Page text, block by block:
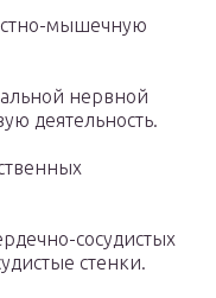
мышечную
нервной
деятельность.
сосудистых
стенки.